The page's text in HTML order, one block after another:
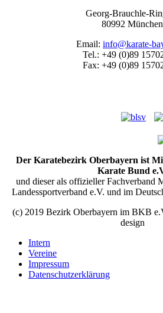
Georg-Brauchle-
80992 München
Email: info@karate-
Tel.: +49 (0)89
Fax: +49 (0)89
Der Karatebezirk Oberbayern ist
Karate Bund
und dieser als offizieller Fachverband
Landessportverband e.V. und im
(c) 2019 Bezirk Oberbayern im BKB
design
Intern
Vereine
Impressum
Datenschutzerklärung